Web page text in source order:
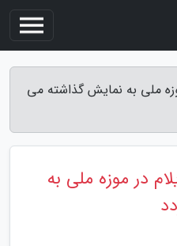
ملی به نمایش گذاشته می
در موزه ملی به